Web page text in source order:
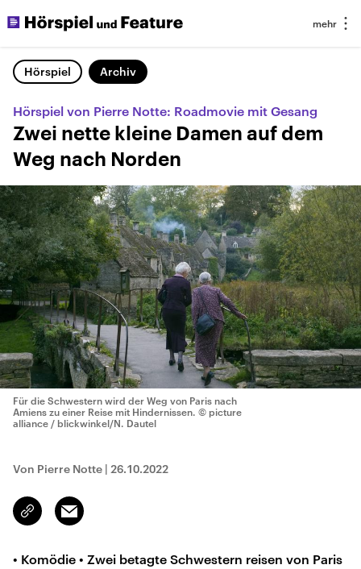
Hörspiel Archiv
Hörspiel von Pierre Notte: Roadmovie mit Gesang
Zwei nette kleine Damen auf dem
Weg nach Norden
Für die Schwestern wird der Weg von Paris nach
Amiens zu einer Reise mit Hindernissen. © picture
alliance / blickwinkel/N. Dautel
Von Pierre Notte | 26.10.2022
Link
kopieren/teilen
Email
• Komödie • Zwei betagte Schwestern reisen von Paris